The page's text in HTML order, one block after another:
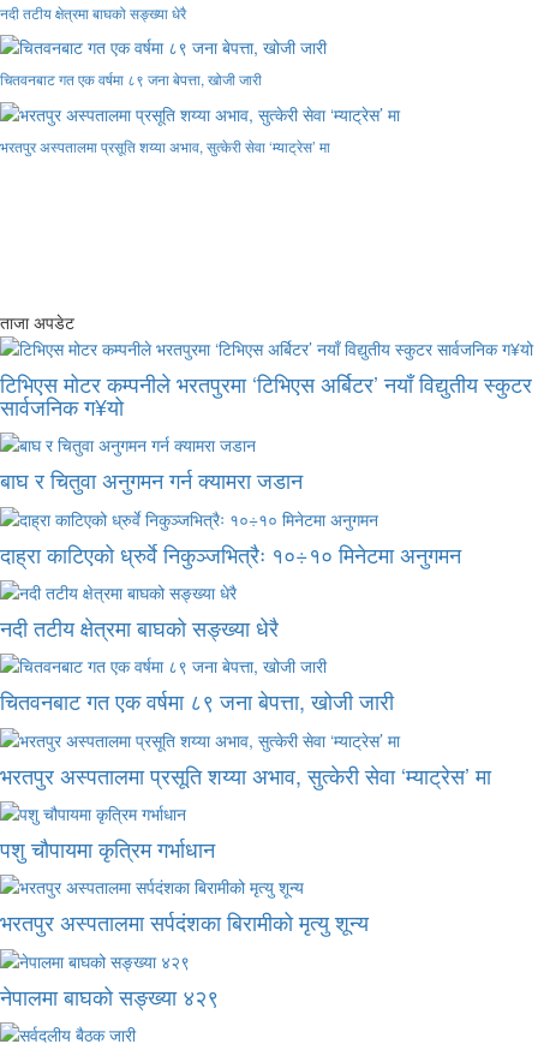
नदी तटीय क्षेत्रमा बाघको सङ्ख्या धेरै
चितवनबाट गत एक वर्षमा ८९ जना बेपत्ता, खोजी जारी
भरतपुर अस्पतालमा प्रसूति शय्या अभाव, सुत्केरी सेवा ‘म्याट्रेस’ मा
ताजा अपडेट
टिभिएस मोटर कम्पनीले भरतपुरमा ‘टिभिएस अर्बिटर’ नयाँ विद्युतीय स्कुटर
सार्वजनिक ग¥यो
बाघ र चितुवा अनुगमन गर्न क्यामरा जडान
दाह्रा काटिएको ध्रुर्वे निकुञ्जभित्रैः १०÷१० मिनेटमा अनुगमन
नदी तटीय क्षेत्रमा बाघको सङ्ख्या धेरै
चितवनबाट गत एक वर्षमा ८९ जना बेपत्ता, खोजी जारी
भरतपुर अस्पतालमा प्रसूति शय्या अभाव, सुत्केरी सेवा ‘म्याट्रेस’ मा
पशु चौपायमा कृत्रिम गर्भाधान
भरतपुर अस्पतालमा सर्पदंशका बिरामीको मृत्यु शून्य
नेपालमा बाघको सङ्ख्या ४२९